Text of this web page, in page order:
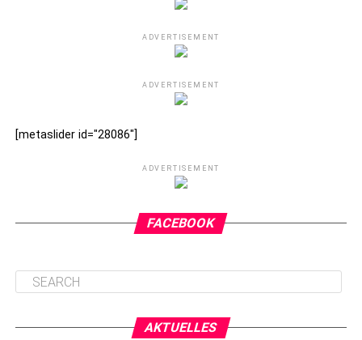
ADVERTISEMENT
ADVERTISEMENT
[metaslider id="28086"]
ADVERTISEMENT
FACEBOOK
AKTUELLES